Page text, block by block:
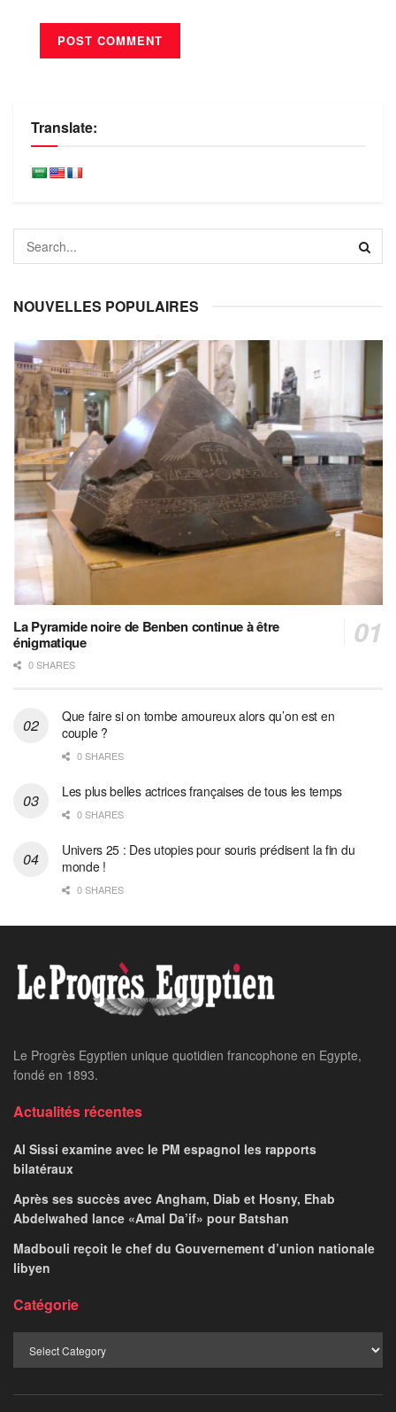
Translate:
NOUVELLES POPULAIRES
La Pyramide noire de Benben continue à être
énigmatique
0 SHARES
Que faire si on tombe amoureux alors qu’on est en
couple ?
0 SHARES
Les plus belles actrices françaises de tous les temps
0 SHARES
Univers 25 : Des utopies pour souris prédisent la fin du
monde !
0 SHARES
Le Progrès Egyptien unique quotidien francophone en Egypte,
fondé en 1893.
Actualités récentes
Al Sissi examine avec le PM espagnol les rapports
bilatéraux
Après ses succès avec Angham, Diab et Hosny, Ehab
Abdelwahed lance «Amal Da’if» pour Batshan
Madbouli reçoit le chef du Gouvernement d’union nationale
libyen
Catégorie